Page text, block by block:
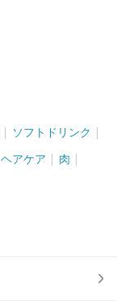
ソフトドリンク
ヘアケア 肉